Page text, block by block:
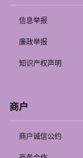
信息举报
廉政举报
知识产权声明
商户
商户诚信公约